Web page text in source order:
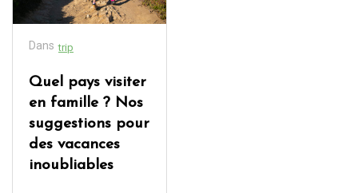
Dans trip
Quel pays visiter
en famille ? Nos
suggestions pour
des vacances
inoubliables